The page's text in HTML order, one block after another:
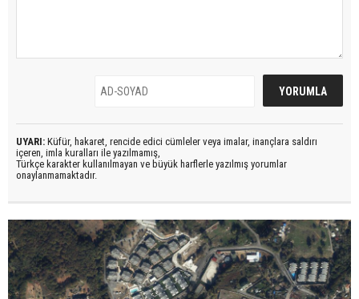
UYARI: Küfür, hakaret, rencide edici cümleler veya imalar, inançlara saldırı
içeren, imla kuralları ile yazılmamış,
Türkçe karakter kullanılmayan ve büyük harflerle yazılmış yorumlar
onaylanmamaktadır.